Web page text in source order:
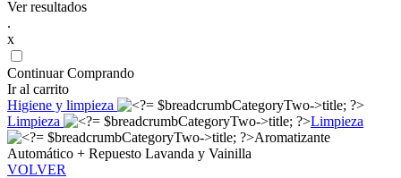
Ver resultados
.
x
Continuar Comprando
Ir al carrito
Higiene y limpieza
Limpieza
Limpieza
Aromatizante
Automático + Repuesto Lavanda y Vainilla
VOLVER